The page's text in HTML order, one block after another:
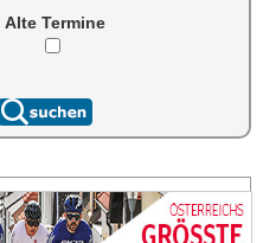
Alte Termine